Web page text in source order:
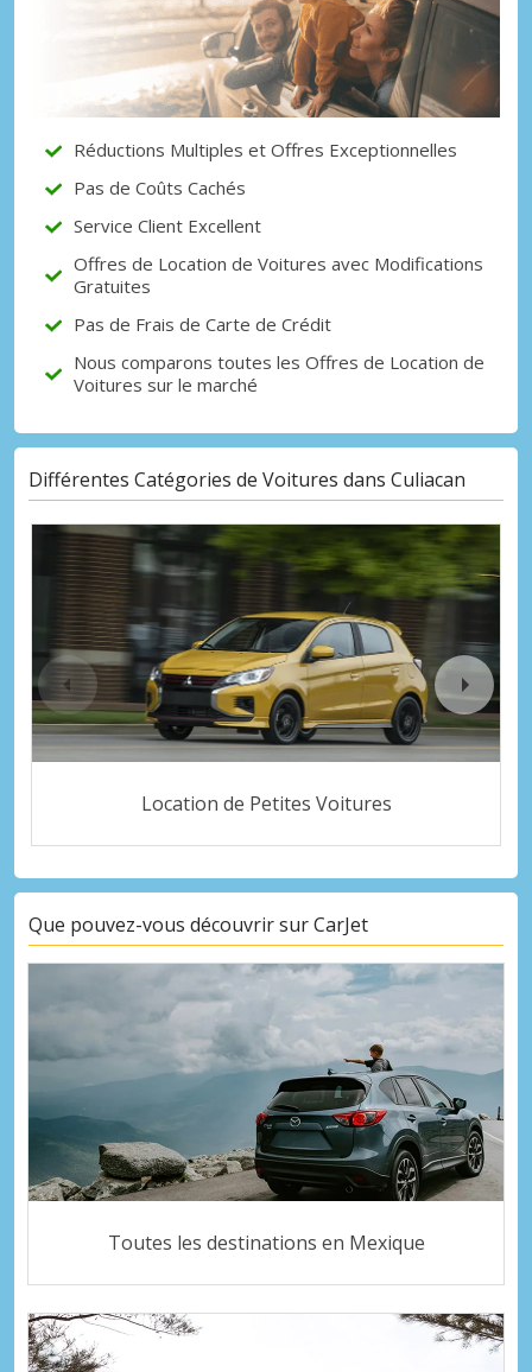
Se connecter avec eLink
Réductions Multiples et Offres Exceptionnelles
Pas de Coûts Cachés
Service Client Excellent
Offres de Location de Voitures avec Modifications
Gratuites
Pas de Frais de Carte de Crédit
Nous comparons toutes les Offres de Location de
Voitures sur le marché
Différentes Catégories de Voitures dans Culiacan
Location de Petites Voitures
Que pouvez-vous découvrir sur CarJet
Toutes les destinations en Mexique